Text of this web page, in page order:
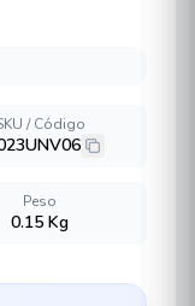
/ Código
Peso
0.15 Kg